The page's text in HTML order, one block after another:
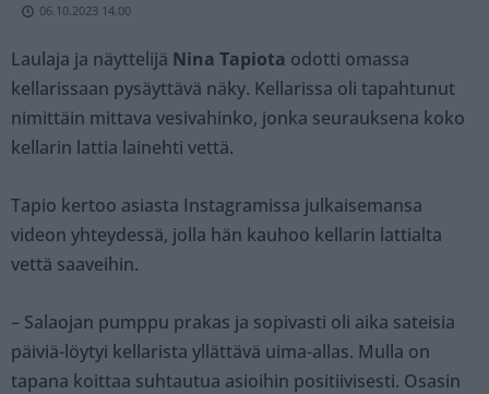
06.10.2023 14.00
Laulaja ja näyttelijä Nina Tapiota odotti omassa
kellarissaan pysäyttävä näky. Kellarissa oli tapahtunut
nimittäin mittava vesivahinko, jonka seurauksena koko
kellarin lattia lainehti vettä.
Tapio kertoo asiasta Instagramissa julkaisemansa
videon yhteydessä, jolla hän kauhoo kellarin lattialta
vettä saaveihin.
– Salaojan pumppu prakas ja sopivasti oli aika sateisia
päiviä-löytyi kellarista yllättävä uima-allas. Mulla on
tapana koittaa suhtautua asioihin positiivisesti. Osasin